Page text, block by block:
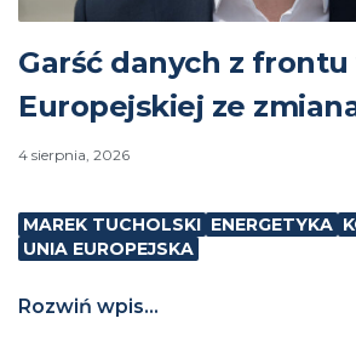
Garść danych z
Europejskiej ze
4 sierpnia, 2026
MAREK TUCHOLSKI ENERGETYKA
UNIA EUROPEJSKA
Rozwiń wpis...